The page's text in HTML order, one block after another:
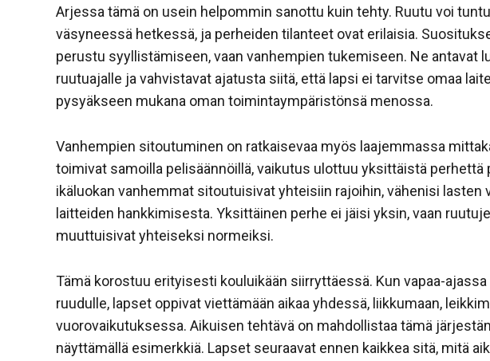
Arjessa tämä on usein helpommin sanottu kuin tehty. Ruutu voi
väsyneessä hetkessä, ja perheiden tilanteet ovat erilaisia.
perustu syyllistämiseen, vaan vanhempien tukemiseen. Ne antavat
ruutuajalle ja vahvistavat ajatusta siitä, että lapsi ei tarvitse omaa
pysyäkseen mukana oman toimintaympäristönsä menossa.
Vanhempien sitoutuminen on ratkaisevaa myös laajemmassa
toimivat samoilla pelisäännöillä, vaikutus ulottuu yksittäistä perhettä
ikäluokan vanhemmat sitoutuisivat yhteisiin rajoihin, vähenisi lasten
laitteiden hankkimisesta. Yksittäinen perhe ei jäisi yksin, vaan
muuttuisivat yhteiseksi normeiksi.
Tämä korostuu erityisesti kouluikään siirryttäessä. Kun vapaa-
ruudulle, lapset oppivat viettämään aikaa yhdessä, liikkumaan,
vuorovaikutuksessa. Aikuisen tehtävä on mahdollistaa tämä
näyttämällä esimerkkiä. Lapset seuraavat ennen kaikkea sitä, mitä